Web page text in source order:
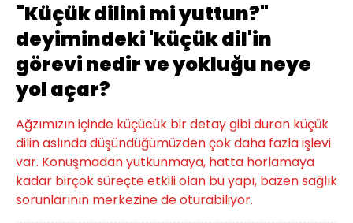
"Küçük dilini mi yuttun?"
deyimindeki 'küçük dil'in
görevi nedir ve yokluğu neye
yol açar?
Ağzımızın içinde küçücük bir detay gibi duran küçük
dilin aslında düşündüğümüzden çok daha fazla işlevi
var. Konuşmadan yutkunmaya, hatta horlamaya
kadar birçok süreçte etkili olan bu yapı, bazen sağlık
sorunlarının merkezine de oturabiliyor.